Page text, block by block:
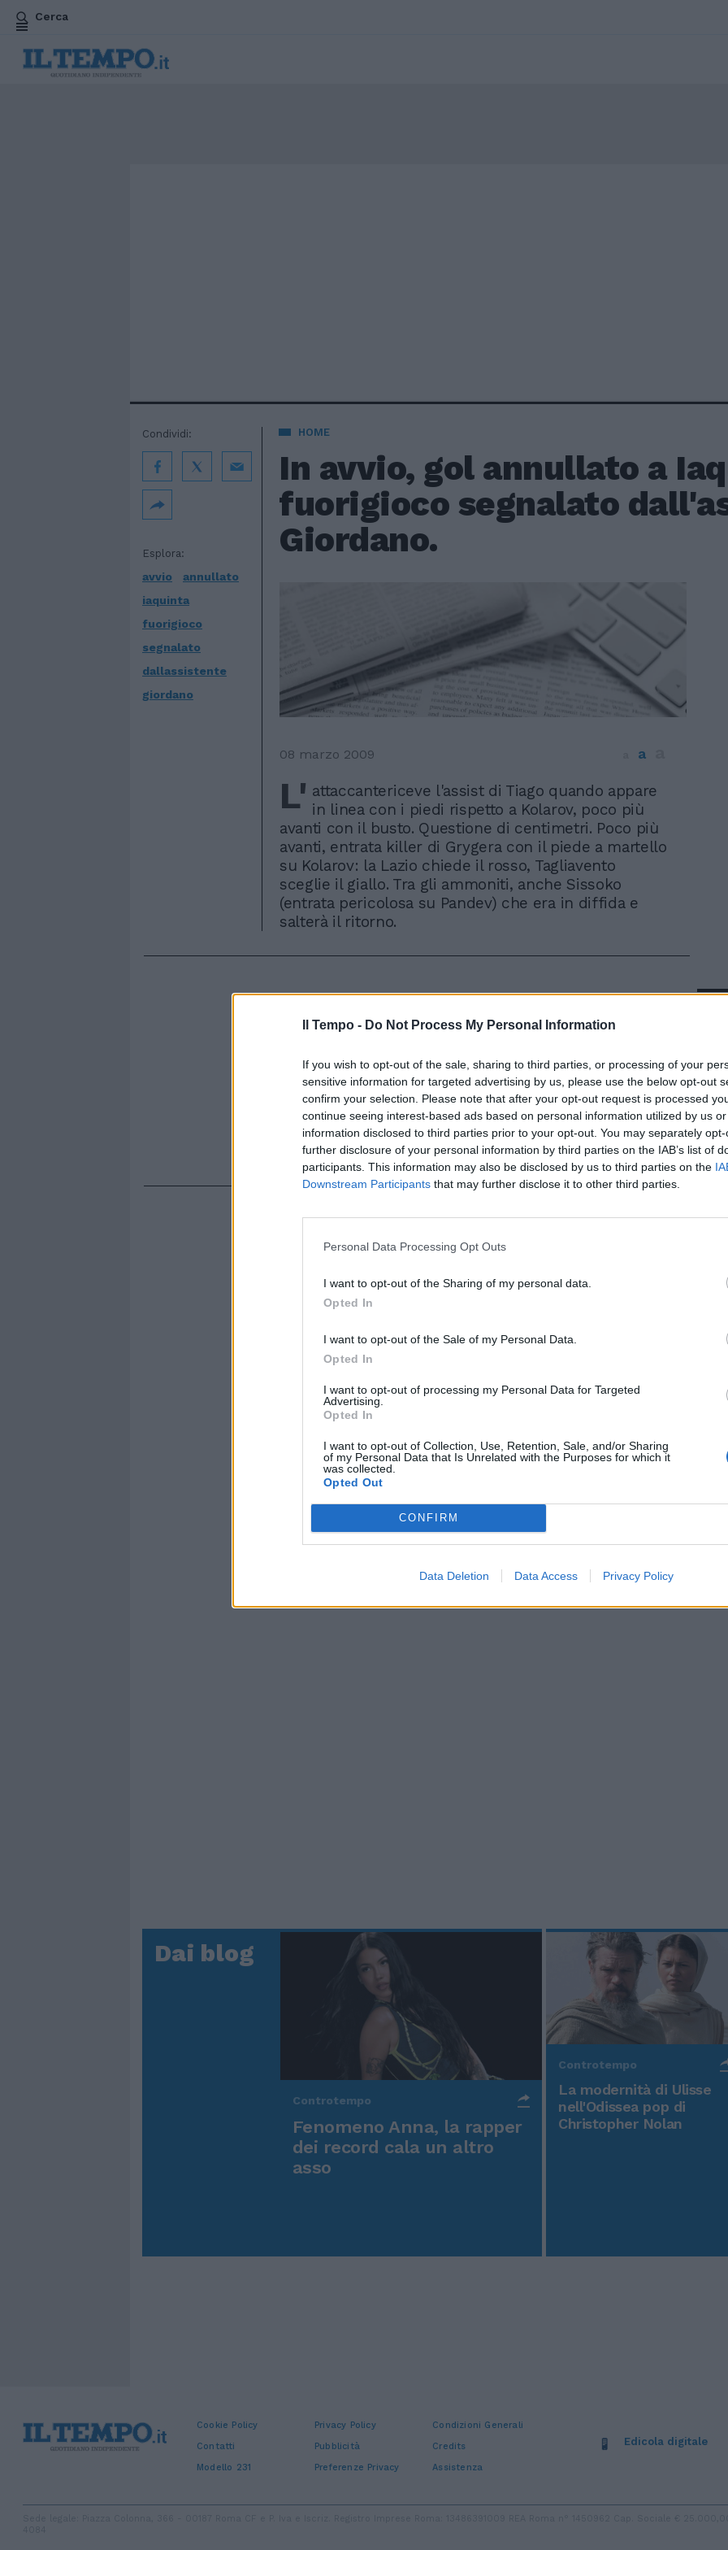
Il Tempo - Do Not Process My Personal Information
If you wish to opt-out of the sale, sharing to third parties, or processing of your
sensitive information for targeted advertising by us, please use the below opt-out
confirm your selection. Please note that after your opt-out request is processed
continue seeing interest-based ads based on personal information utilized by us
information disclosed to third parties prior to your opt-out. You may separately
further disclosure of your personal information by third parties on the IAB’s list of
participants. This information may also be disclosed by us to third parties on the
Downstream Participants that may further disclose it to other third parties.
Personal Data Processing Opt Outs
I want to opt-out of the Sharing of my personal data.
Opted In
I want to opt-out of the Sale of my Personal Data.
Opted In
I want to opt-out of processing my Personal Data for Targeted
Advertising.
Opted In
I want to opt-out of Collection, Use, Retention, Sale, and/or Sharing
of my Personal Data that Is Unrelated with the Purposes for which it
was collected.
Opted Out
CONFIRM
Data Deletion Data Access Privacy Policy
Cerca
HOME
In avvio, gol annullato a
fuorigioco segnalato
Giordano.
Esplora:
avvio
annullato
iaquinta
fuorigioco
segnalato
dallassistente
giordano
Condividi:
08 marzo 2009 a
L' attaccantericeve l'assist di Tiago quando appare
in linea con i piedi rispetto a Kolarov, poco più
avanti con il busto. Questione di centimetri. Poco più
avanti, entrata killer di Grygera con il piede a martello
su Kolarov: la Lazio chiede il rosso, Tagliavento
sceglie il giallo. Tra gli ammoniti, anche Sissoko
(entrata pericolosa su Pandev) che era in diffida e
salterà il ritorno.
Rudy Giuliani a Come States?
Trump, Meloni e la strategia
americana
Dai blog
Controtempo
Fenomeno Anna, la rapper
dei record cala un altro
asso
Controtempo
La modernità di Ulisse
nell'Odissea pop di
Christopher Nolan
Cookie Policy Privacy Policy
Condizioni Generali
Contatti
Pubblicità
Credits
Modello 231
Preferenze Privacy Assistenza
Edicola digitale